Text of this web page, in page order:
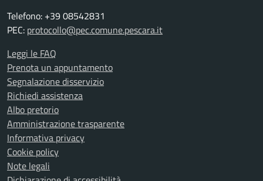
Telefono: +39 08542831
PEC: protocollo@pec.comune.pescara.it
Leggi le FAQ
Prenota un appuntamento
Segnalazione disservizio
Richiedi assistenza
Albo pretorio
Amministrazione trasparente
Informativa privacy
Cookie policy
Note legali